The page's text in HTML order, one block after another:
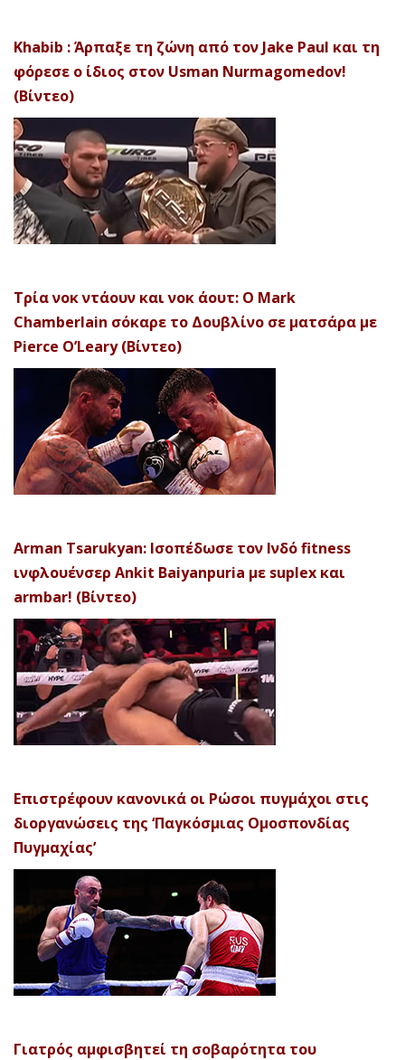
Khabib : Άρπαξε τη ζώνη από τον Jake Paul και τη
φόρεσε ο ίδιος στον Usman Nurmagomedov!
(Βίντεο)
Τρία νοκ ντάουν και νοκ άουτ: Ο Mark
Chamberlain σόκαρε το Δουβλίνο σε ματσάρα με
Pierce O’Leary (Βίντεο)
Arman Tsarukyan: Ισοπέδωσε τον Ινδό fitness
ινφλουένσερ Ankit Baiyanpuria με suplex και
armbar! (Βίντεο)
Επιστρέφουν κανονικά οι Ρώσοι πυγμάχοι στις
διοργανώσεις της ‘Παγκόσμιας Ομοσπονδίας
Πυγμαχίας’
Γιατρός αμφισβητεί τη σοβαρότητα του